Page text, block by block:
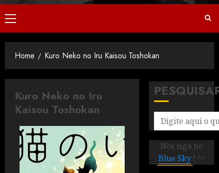
Home Kuro Neko no Iru Kaisou Toshokan
Kuro Neko no Iru
Kaisou Toshokan
Nos siga no
Blue Sky ! ^^